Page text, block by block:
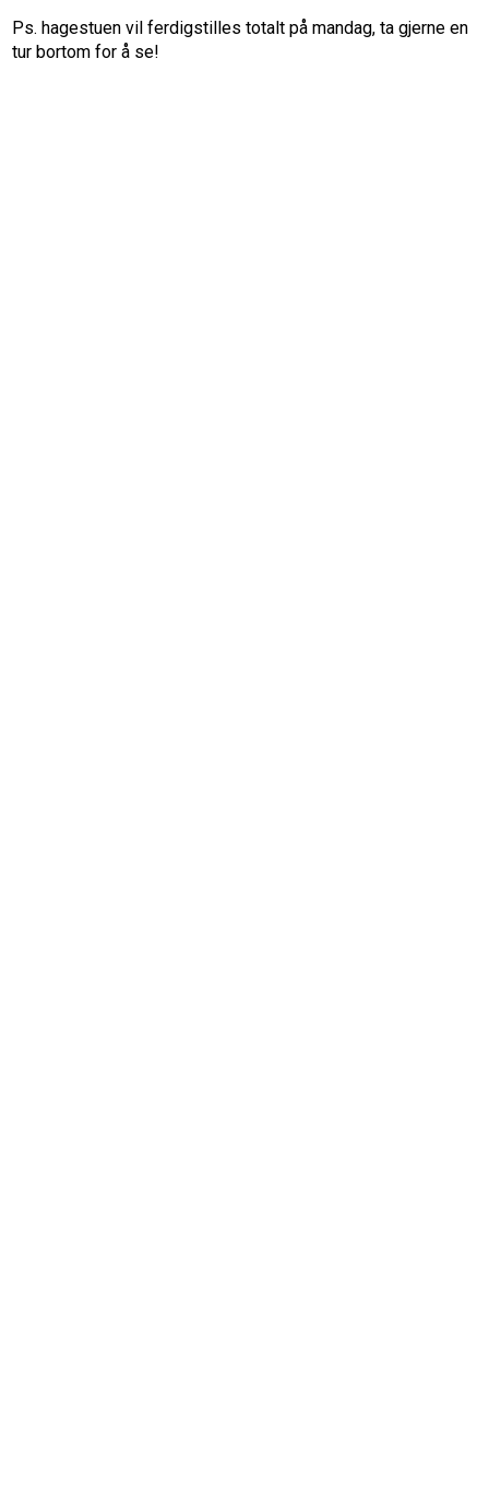
Ps. hagestuen vil ferdigstilles totalt på mandag, ta gjerne en
tur bortom for å se!